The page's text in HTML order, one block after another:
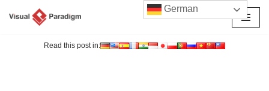
Read this post in:
German